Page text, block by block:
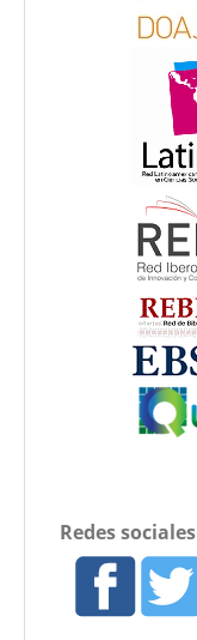
Redes sociales